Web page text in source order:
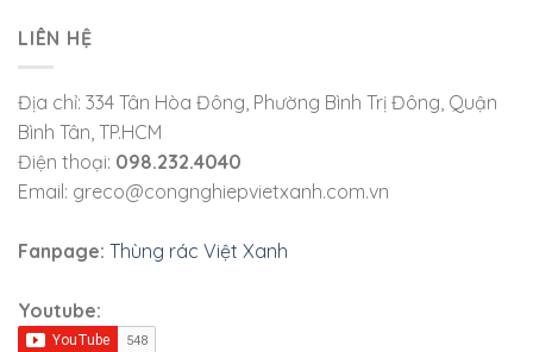
LIÊN HỆ
Địa chỉ: 334 Tân Hòa Đông, Phường Bình Trị Đông, Quận
Bình Tân, TP.HCM
Điện thoại: 098.232.4040
Email: greco@congnghiepvietxanh.com.vn
Fanpage: Thùng rác Việt Xanh
Youtube: